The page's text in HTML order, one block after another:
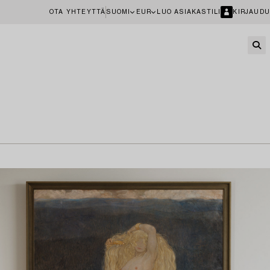
OTA YHTEYTTÄ SUOMI EUR LUO ASIAKASTILI KIRJAUDU